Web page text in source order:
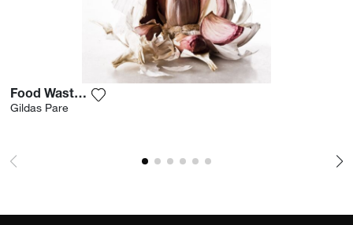
Food Waste Garlic
Gildas Pare